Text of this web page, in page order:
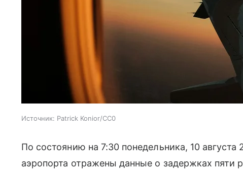
Источник: Patrick Konior/CC0
По состоянию на 7:30 понедельника, 10
аэропорта отражены данные о задержках пяти